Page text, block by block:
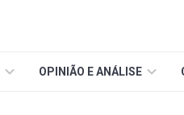
OPINIÃO E ANÁLISE